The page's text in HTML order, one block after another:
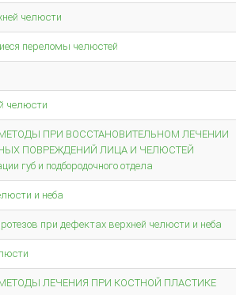
челюсти
переломы челюстей
челюсти
ПРИ ВОССТАНОВИТЕЛЬНОМ ЛЕЧЕНИИ
ПОВРЕЖДЕНИЙ ЛИЦА И ЧЕЛЮСТЕЙ
губ и подбородочного отдела
и неба
при дефектах верхней челюсти и неба
ЛЕЧЕНИЯ ПРИ КОСТНОЙ ПЛАСТИКЕ